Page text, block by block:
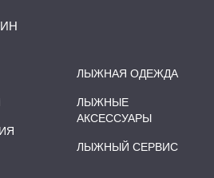
ЛЫЖНАЯ ОДЕЖДА
ЛЫЖНЫЕ
АКСЕССУАРЫ
ЛЫЖНЫЙ СЕРВИС